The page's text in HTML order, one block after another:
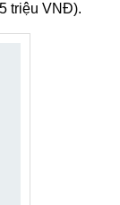
triệu VNĐ).